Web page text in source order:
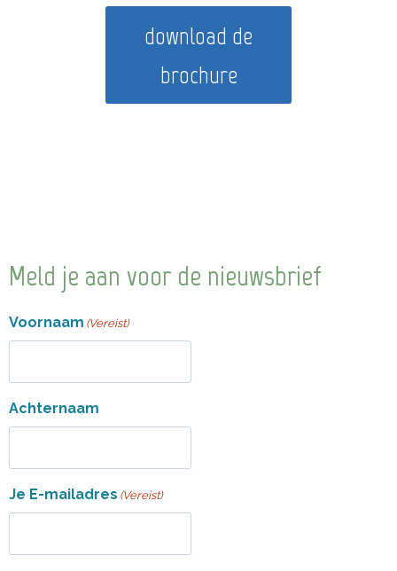
download de
brochure
Meld je aan voor de nieuwsbrief
Voornaam (Vereist)
Achternaam
Je E-mailadres (Vereist)